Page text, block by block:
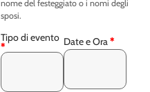
nome del festeggiato o i nomi degli
sposi.
Tipo di evento
* Date e Ora*